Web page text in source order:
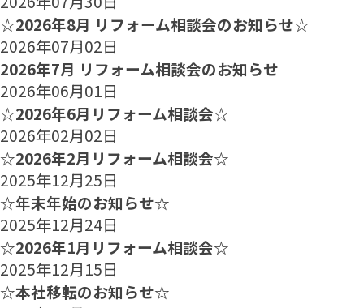
☆2026年8月 リフォーム相談会のお知らせ☆
2026年07月02日
2026年7月 リフォーム相談会のお知らせ
2026年06月01日
☆2026年6月リフォーム相談会☆
2026年02月02日
☆2026年2月リフォーム相談会☆
2025年12月25日
☆年末年始のお知らせ☆
2025年12月24日
☆2026年1月リフォーム相談会☆
2025年12月15日
☆本社移転のお知らせ☆